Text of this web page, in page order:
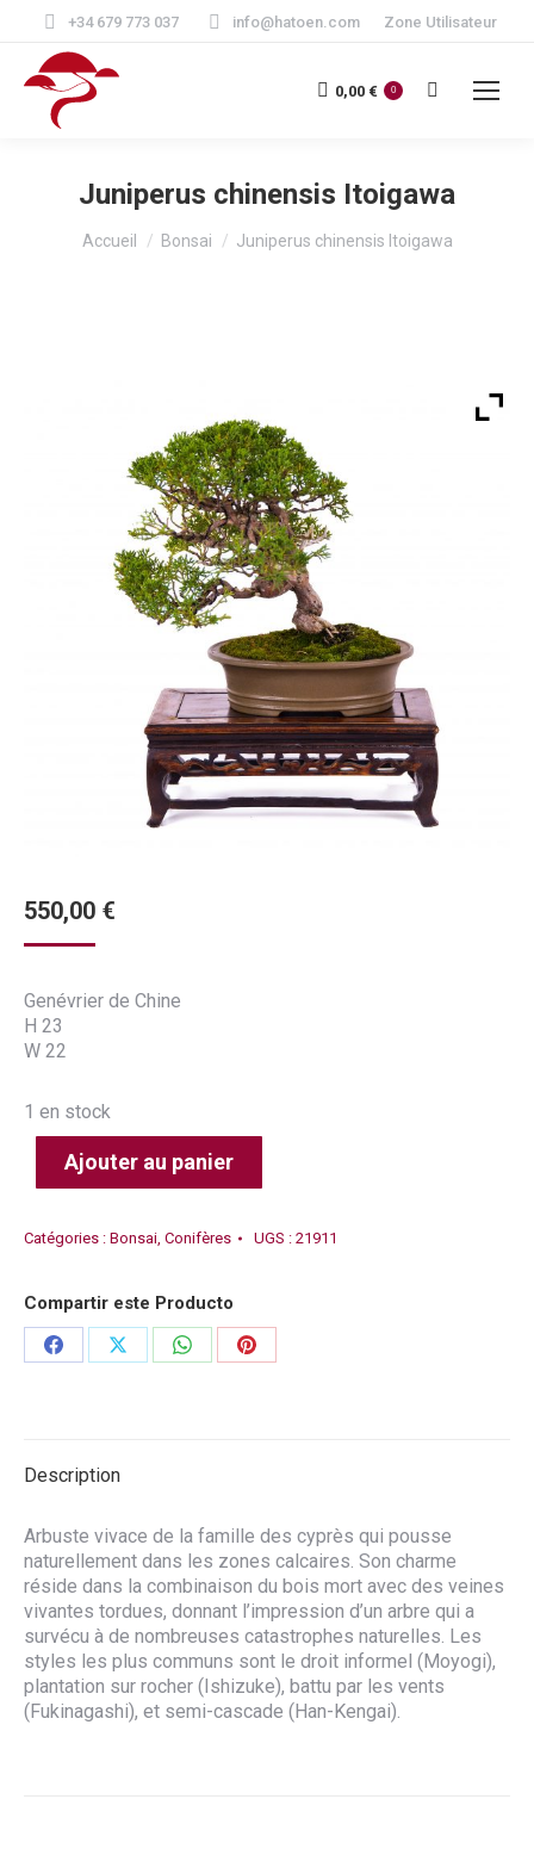
+34 679 773 037 info@hatoen.com Zone Utilisateur
0,00 € 0
Recherche
Juniperus chinensis Itoigawa
Accueil Bonsai Juniperus chinensis Itoigawa
550,00 €
Genévrier de Chine
H 23
W 22
1 en stock
Ajouter au panier
Catégories : Bonsai, Conifères UGS : 21911
Compartir este Producto
PartagerPartagerPartagerPartager
Description
Arbuste vivace de la famille des cyprès qui pousse
naturellement dans les zones calcaires. Son charme
réside dans la combinaison du bois mort avec des veines
vivantes tordues, donnant l’impression d’un arbre qui a
survécu à de nombreuses catastrophes naturelles. Les
styles les plus communs sont le droit informel (Moyogi),
plantation sur rocher (Ishizuke), battu par les vents
(Fukinagashi), et semi-cascade (Han-Kengai).